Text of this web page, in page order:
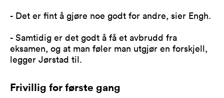
- Det er fint å gjøre noe godt for andre, sier Engh.
- Samtidig er det godt å få et avbrudd fra
eksamen, og at man føler man utgjør en forskjell,
legger Jørstad til.
Frivillig for første gang